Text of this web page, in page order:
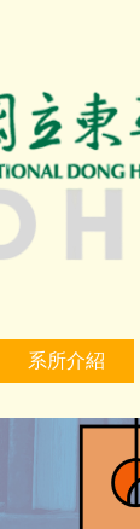
系所介紹